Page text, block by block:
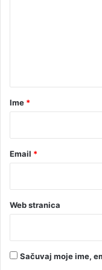
e
rIme *
Email *
Web stranica
Sačuvaj moje ime,